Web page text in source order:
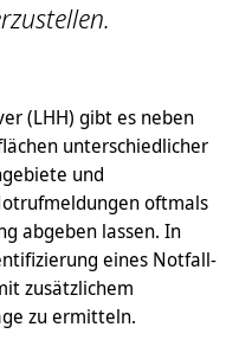
(LHH) gibt es neben
unterschiedlicher
und
oftmals
abgeben lassen. In
eines Notfall-
zusätzlichem
zu ermitteln.